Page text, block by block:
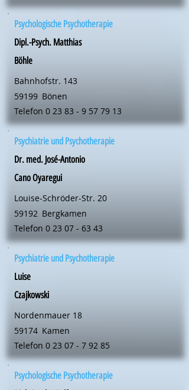
Psychologische Psychotherapie
Dipl.-Psych. Matthias
Böhle
Bahnhofstr. 143
59199 Bönen
Telefon 0 23 83 - 9 57 79 13
Psychiatrie und Psychotherapie
Dr. med. José-Antonio
Cano Oyaregui
Louise-Schröder-Str. 20
59192 Bergkamen
Telefon 0 23 07 - 63 43
Psychiatrie und Psychotherapie
Luise
Czajkowski
Nordenmauer 18
59174 Kamen
Telefon 0 23 07 - 7 92 85
Psychologische Psychotherapie